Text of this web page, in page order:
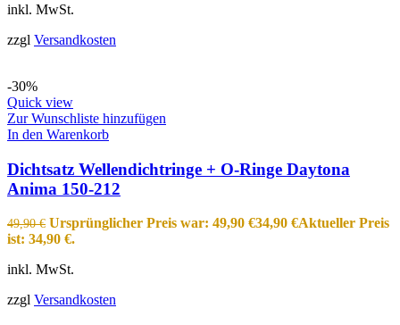
inkl. MwSt.
zzgl Versandkosten
-30%
Quick view
Zur Wunschliste hinzufügen
In den Warenkorb
Dichtsatz Wellendichtringe + O-Ringe Daytona
Anima 150-212
49,90€ Ursprünglicher Preis war: 49,90 €34,90 €Aktueller Preis
ist: 34,90 €.
inkl. MwSt.
zzgl Versandkosten